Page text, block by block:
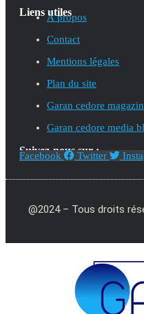
Liens utiles
À propos
Contact
Mentions légales
Plan du site
Garan cedore
Garan cedore media
Suivez-nous sur :
Facebook Twitter
@2024 – Tous droits